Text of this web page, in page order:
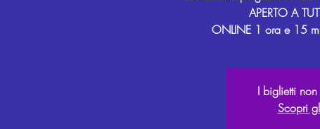
APERTO A
I biglietti
Scopri